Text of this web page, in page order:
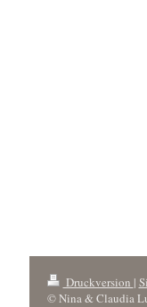
Druckversion |
© Nina & Claudia